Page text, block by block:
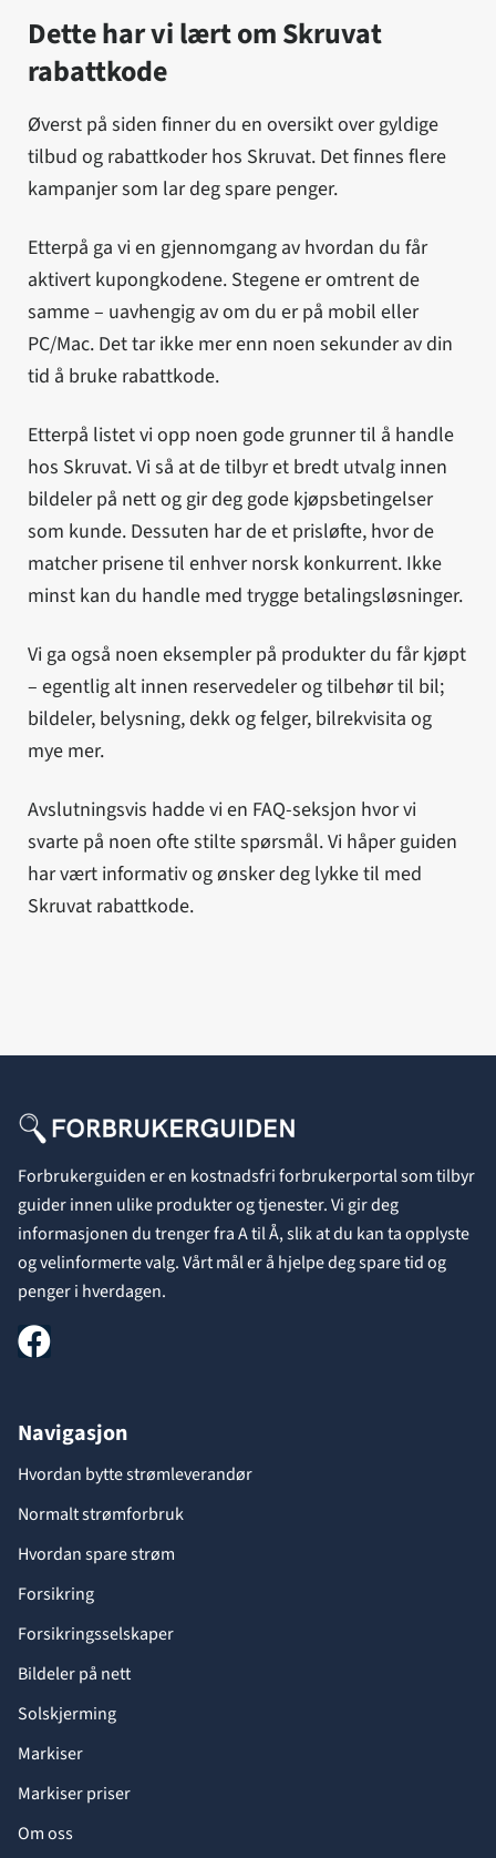
Dette har vi lært om Skruvat
rabattkode
Øverst på siden finner du en oversikt over gyldige
tilbud og rabattkoder hos Skruvat. Det finnes flere
kampanjer som lar deg spare penger.
Etterpå ga vi en gjennomgang av hvordan du får
aktivert kupongkodene. Stegene er omtrent de
samme – uavhengig av om du er på mobil eller
PC/Mac. Det tar ikke mer enn noen sekunder av din
tid å bruke rabattkode.
Etterpå listet vi opp noen gode grunner til å handle
hos Skruvat. Vi så at de tilbyr et bredt utvalg innen
bildeler på nett og gir deg gode kjøpsbetingelser
som kunde. Dessuten har de et prisløfte, hvor de
matcher prisene til enhver norsk konkurrent. Ikke
minst kan du handle med trygge betalingsløsninger.
Vi ga også noen eksempler på produkter du får kjøpt
– egentlig alt innen reservedeler og tilbehør til bil;
bildeler, belysning, dekk og felger, bilrekvisita og
mye mer.
Avslutningsvis hadde vi en FAQ-seksjon hvor vi
svarte på noen ofte stilte spørsmål. Vi håper guiden
har vært informativ og ønsker deg lykke til med
Skruvat rabattkode.
Forbrukerguiden er en kostnadsfri forbrukerportal som tilbyr
guider innen ulike produkter og tjenester. Vi gir deg
informasjonen du trenger fra A til Å, slik at du kan ta opplyste
og velinformerte valg. Vårt mål er å hjelpe deg spare tid og
penger i hverdagen.
Navigasjon
Hvordan bytte strømleverandør
Normalt strømforbruk
Hvordan spare strøm
Forsikring
Forsikringsselskaper
Bildeler på nett
Solskjerming
Markiser
Markiser priser
Om oss